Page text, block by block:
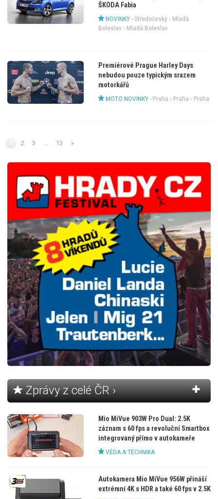
ŠKODA Fabia
NOVINKY - Středočeský› Mladá
Boleslav› Mladá Boleslav
Premiérové Prague Harley Days
nebudou pouze typickým srazem
motorkářů
MOTO NOVINKY - Praha › Praha › Praha
2 3 13 »
Zprávy z celé ČR ›
Mio MiVue 903W Pro Dual: 2.5K
záznam s 60 fps a revoluční Smartbox
integrovaný přímo v autokameře
VĚDA A TECHNIKA
Autokamera Mio MiVue 956W přináší
extrémní 4K s HDR a také 60 fps v 2.5K